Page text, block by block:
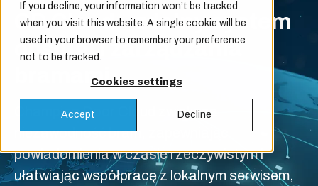
If you decline, your information won’t be tracked
when you visit this website. A single cookie will be
used in your browser to remember your preference
not to be tracked.
Cookies settings
Accept Decline
CD Cloud – zdalny system
obsługi i zarządzania
bramami
Champion Door Cloud zwiększa
niezawodność bram, zapewniając
powiadomienia w czasie rzeczywistym i
ułatwiając współpracę z lokalnym serwisem,